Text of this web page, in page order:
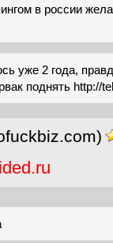
в россии
уже 2 года,
поднять http://